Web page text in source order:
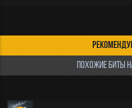
ПОХОЖИЕ БИТЫ